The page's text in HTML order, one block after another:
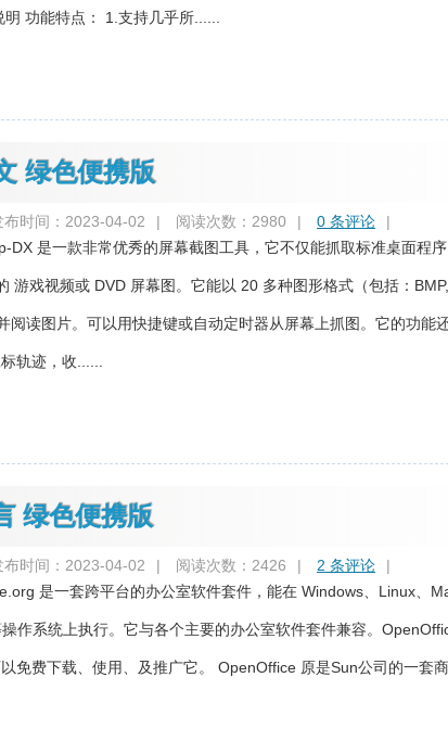
功能特点： 1.支持几乎所......
绿色便携版
布时间：2023-04-02 | 阅读次数：2980 | 0 条评论
|
DX 是一款非常优秀的屏幕截图工具，它不仅能抓取标准桌面程
游戏视频或 DVD 屏幕图。它能以 20 多种图形格式（包括：BMP,
阅读图片。可以用快捷键或自动定时器从屏幕上抓图。它的功能
轨迹，收......
绿色便携版
布时间：2023-04-02 | 阅读次数：2426 | 2 条评论
|
是一套跨平台的办公室软件套件，能在 Windows、Linux、
作系统上执行。它与各个主要的办公室软件套件兼容。
免费下载、使用、及推广它。 OpenOffice 原是Sun公司的一套